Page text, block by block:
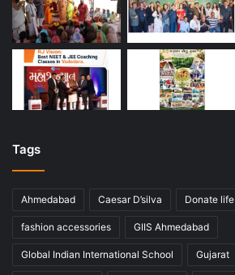
Tags
Ahmedabad Caesar D’silva Donate life
fashion accessories GIIS Ahmedabad
Global Indian International School Gujarat